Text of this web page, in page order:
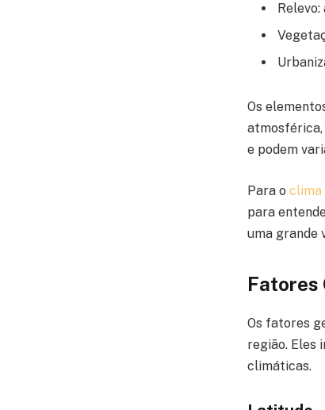
Os
atmosférica,
e podem
Para o clima
para
uma grande
Fatores
Os fatores
região. Eles
climáticas.